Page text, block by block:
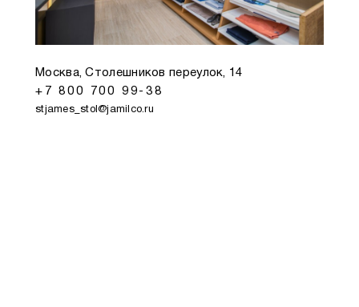
Москва, Столешников переулок, 14
+7 800 700 99-38
stjames_stol@jamilco.ru